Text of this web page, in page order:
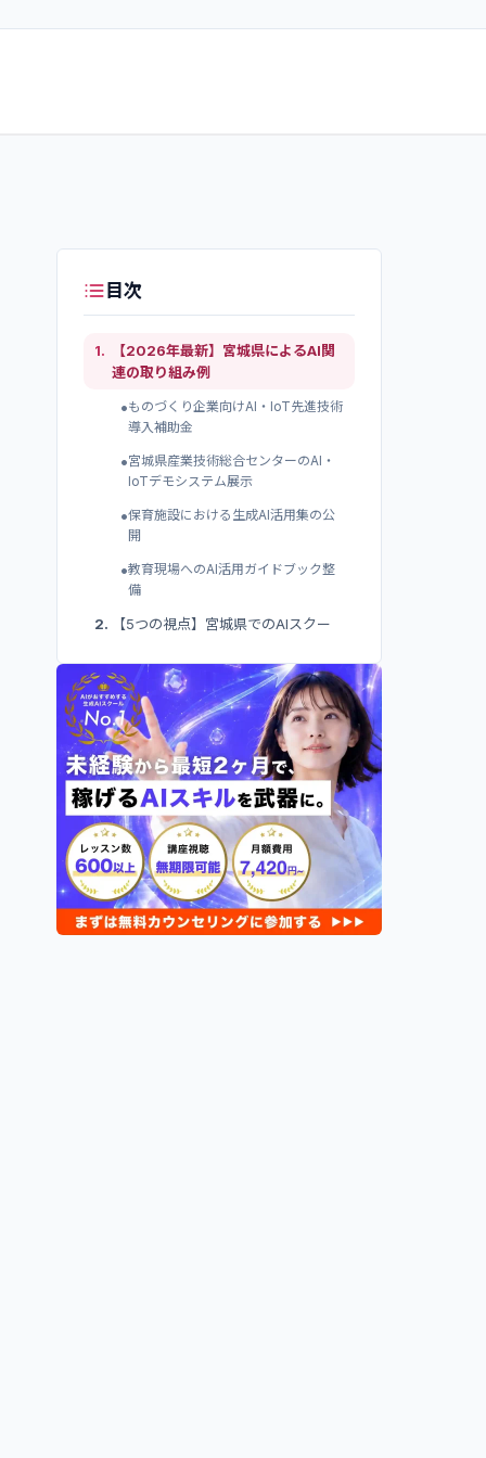
目次
1.
【2026年最新】宮城県によるAI関
連の取り組み例
•ものづくり企業向けAI・IoT先進技術
導入補助金
•宮城県産業技術総合センターのAI・
IoTデモシステム展示
•保育施設における生成AI活用集の公
開
•教育現場へのAI活用ガイドブック整
備
2.
【5つの視点】宮城県でのAIスクー
•通学型か・オンライン型か最初に決
める
•目的に合ったコースを選ぶ
•補助金・給付金の対象講座かどうか
を確認する
•受講期間と料金のバランスで絞り込
む
•サポート体制の手厚さを見る
3.宮城県でおすすめのAIスクール10選